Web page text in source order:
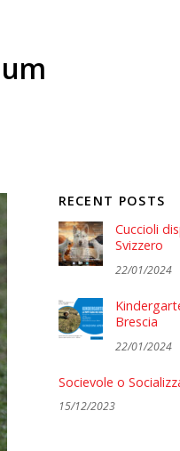
RECENT POSTS
Cuccioli
Svizzero
22/01/2024
Brescia
22/01/2024
Socievole o
15/12/2023